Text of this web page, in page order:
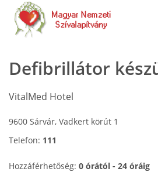
Defibrillátor
VitalMed Hotel
9600 Sárvár, Vadkert körút 1
Telefon: 111
Hozzáférhetőség: 0 órától - 24 óráig